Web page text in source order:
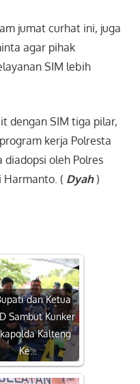
jumat curhat ini, juga
agar pihak
SIM lebih
dengan SIM tiga pilar,
kerja Polresta
diadopsi oleh Polres
Harmanto. ( Dyah)
dan Ketua
Sambut Kunker
Kalteng
Ke…